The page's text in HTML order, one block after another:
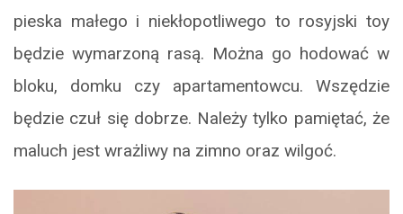
pieska małego i niekłopotliwego to rosyjski toy
będzie wymarzoną rasą. Można go hodować w
bloku, domku czy apartamentowcu. Wszędzie
będzie czuł się dobrze. Należy tylko pamiętać, że
maluch jest wrażliwy na zimno oraz wilgoć.